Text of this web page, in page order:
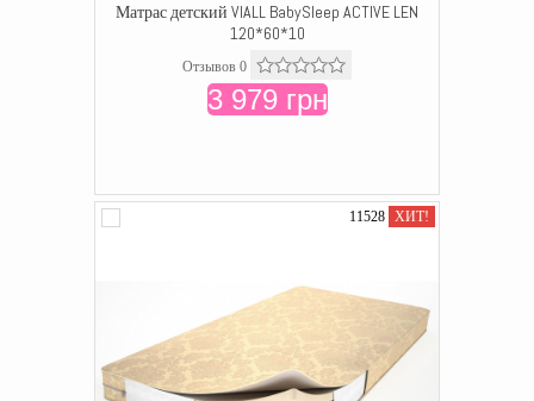
Матрас детский VIALL BabySleep ACTIVE LEN
120*60*10
Отзывов 0
3 979 грн
11528 ХИТ!